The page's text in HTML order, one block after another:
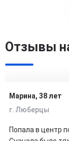
Отзывы
Марина, 38 лет
г. Люберцы
Попала в центр